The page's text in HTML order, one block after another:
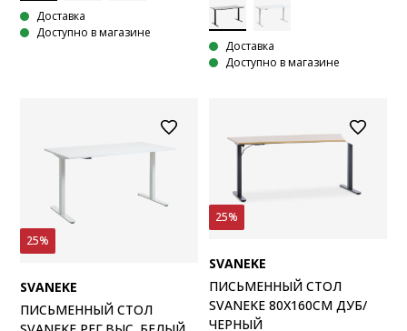
Доставка
Доступно в магазине
Доставка
Доступно в магазине
25%
SVANEKE
ПИСЬМЕННЫЙ СТОЛ
25%
SVANEKE
ПИСЬМЕННЫЙ СТОЛ
SVANEKE 80X160СМ ДУБ/
ЧЕРНЫЙ